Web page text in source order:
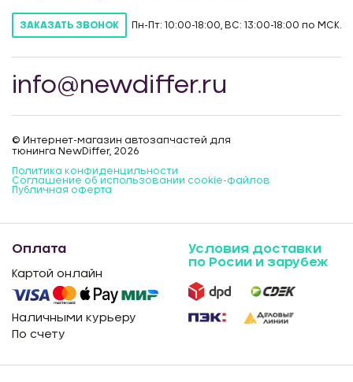
ЗАКАЗАТЬ ЗВОНОК Пн-Пт: 10:00-18:00, ВС: 13:00-18:00 по МСК.
info@newdiffer.ru
© Интернет-магазин автозапчастей для
тюнинга NewDiffer, 2026
Политика конфиденцильности
Соглашение об использовании cookie-файлов
Публичная оферта
Оплата
Картой онлайн
Наличными курьеру
По счету
Условия доставки
по Росии и зарубеж